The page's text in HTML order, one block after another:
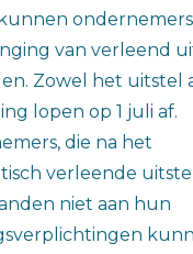
ondernemers
van verleend
Zowel het uitstel
lopen op 1 juli af.
die na het
verleende
niet aan hun